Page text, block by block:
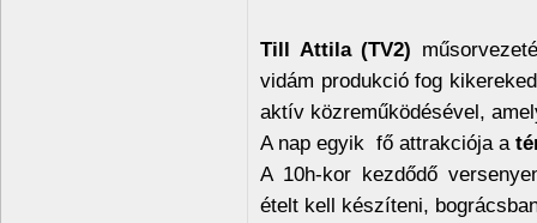
Till Attila (TV2)
vidám produkció fog
aktív közreműködésével,
A nap egyik fő attrakciója a
A 10h-kor kezdődő
ételt kell készíteni,